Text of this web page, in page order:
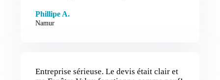
Phillipe A.
Namur
Entreprise sérieuse. Le devis était clair et